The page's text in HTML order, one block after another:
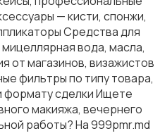
— кисти, спонжи,
Средства для
вода, масла,
от магазинов, визажистов
фильтры по типу товара,
формату сделки Ищете
макияжа, вечернего
работы? На 999pmr.md